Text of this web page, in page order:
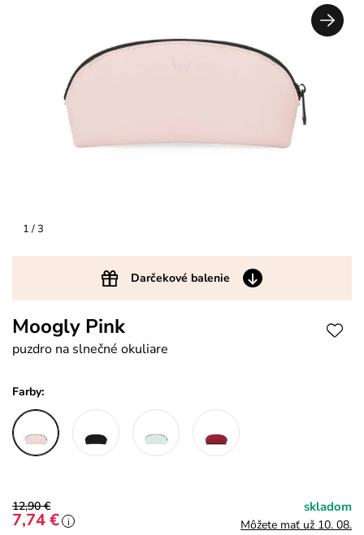
1/ 3
Darčekové balenie
Moogly Pink
puzdro na slnečné okuliare
Farby:
12,90 €
7,74 € i
skladom
Môžete mať už 10. 08.